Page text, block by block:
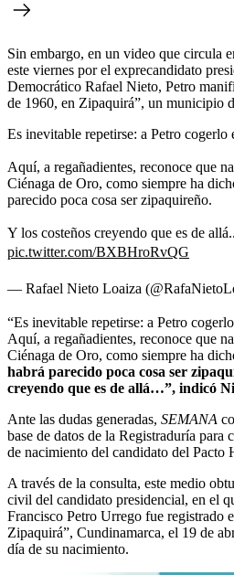
Sin embargo, en un video que circula
este viernes por el exprecandidato
Democrático Rafael Nieto, Petro
de 1960, en Zipaquirá”, un municipio
Es inevitable repetirse: a Petro cogerlo
Aquí, a regañadientes, reconoce que
Ciénaga de Oro, como siempre ha
parecido poca cosa ser zipaquireño.
Y los costeños creyendo que es de
pic.twitter.com/BXBHroRvQG
— Rafael Nieto Loaiza
“Es inevitable repetirse: a Petro
Aquí, a regañadientes, reconoce que
Ciénaga de Oro, como siempre ha
habrá parecido poca cosa ser
creyendo que es de allá…”, indicó
Ante las dudas generadas, SEMANA
base de datos de la Registraduría para
de nacimiento del candidato del Pacto
A través de la consulta, este medio
civil del candidato presidencial, en el
Francisco Petro Urrego fue registrado
Zipaquirá”, Cundinamarca, el 19 de
día de su nacimiento.